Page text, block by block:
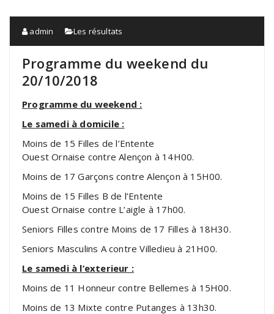
admin Les résultats
Programme du weekend du
20/10/2018
Programme du weekend :
Le samedi à domicile :
Moins de 15 Filles de l’Entente
Ouest Ornaise contre Alençon à 14H00.
Moins de 17 Garçons contre Alençon à 15H00.
Moins de 15 Filles B de l’Entente
Ouest Ornaise contre L’aigle à 17h00.
Seniors Filles contre Moins de 17 Filles à 18H30.
Seniors Masculins A contre Villedieu à 21H00.
Le samedi à l’exterieur :
Moins de 11 Honneur contre Bellemes à 15H00.
Moins de 13 Mixte contre Putanges à 13h30.